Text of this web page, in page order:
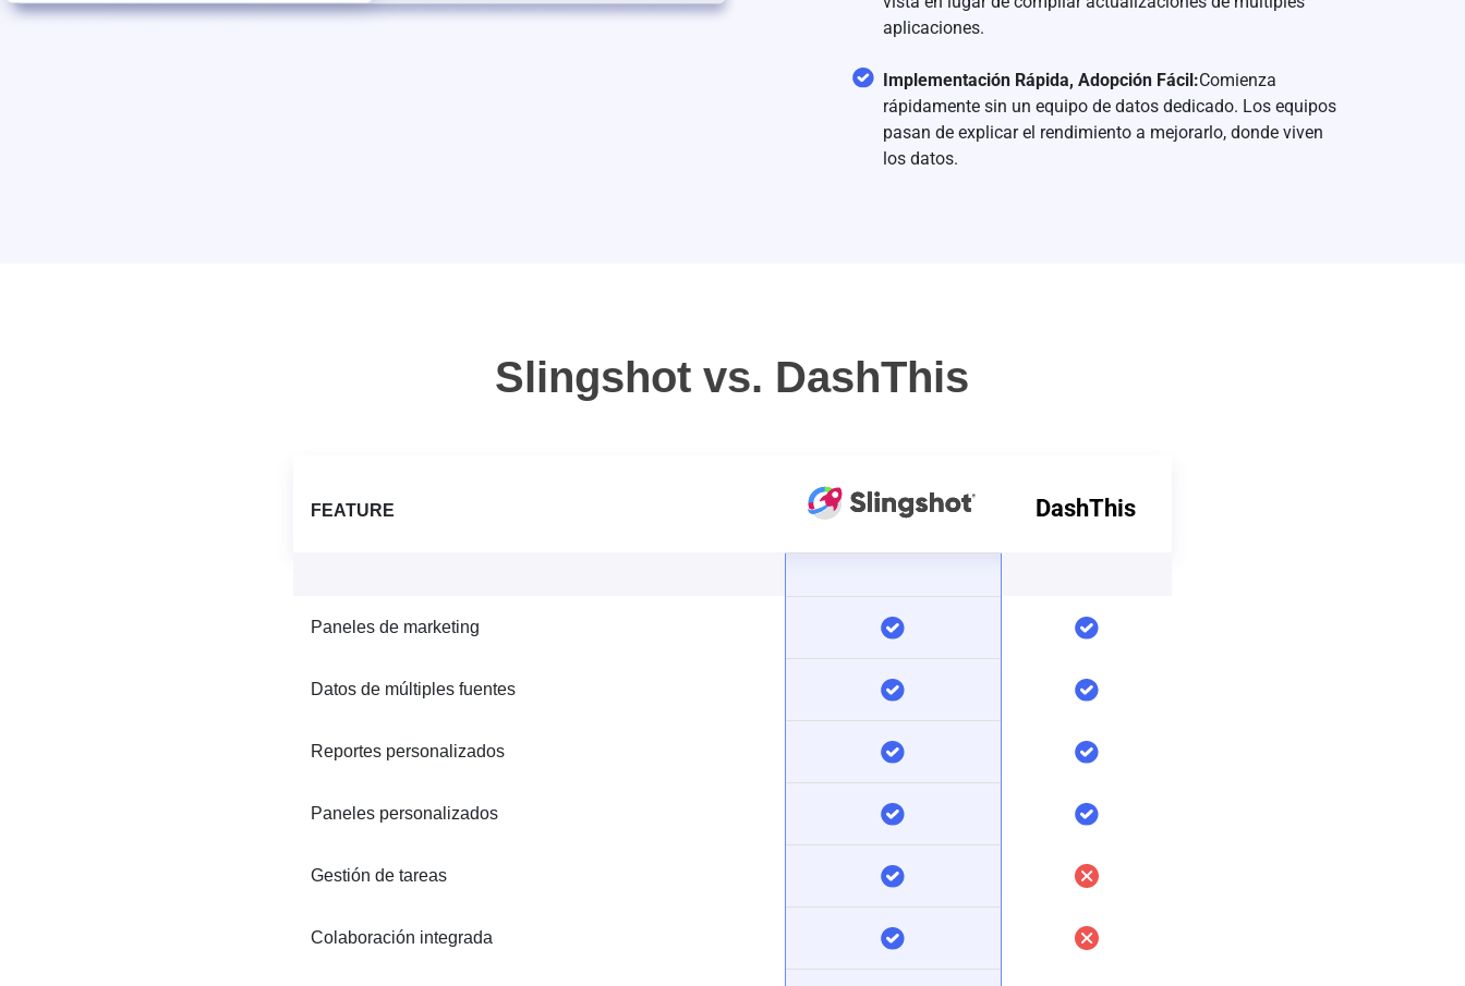
aplicaciones.
Implementación Rápida, Adopción Fácil:Comienza
rápidamente sin un equipo de datos dedicado. Los equipos
pasan de explicar el rendimiento a mejorarlo, donde viven
los datos.
Slingshot vs. DashThis
FEATURE DashThis
Paneles de marketing
Datos de múltiples fuentes
Reportes personalizados
Paneles personalizados
Gestión de tareas
Colaboración integrada